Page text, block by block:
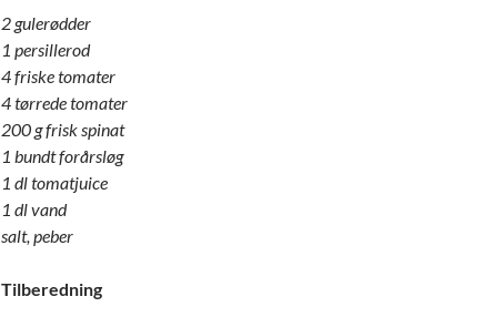
2 gulerødder
1 persillerod
4 friske tomater
4 tørrede tomater
200 g frisk spinat
1 bundt forårsløg
1 dl tomatjuice
1 dl vand
salt, peber
Tilberedning